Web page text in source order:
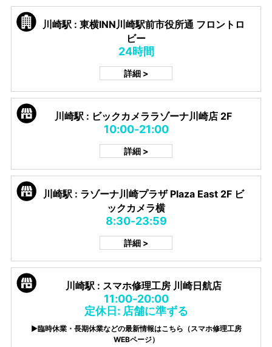
川崎駅 : 東横INN川崎駅前市役所通 フロントロ
ビー
24時間
詳細 >
川崎駅 : ビックカメララゾーナ川崎店 2F
10:00-21:00
詳細 >
川崎駅 : ラゾーナ川崎プラザ Plaza East 2F ビ
ックカメラ横
8:30-23:59
詳細 >
川崎駅 : スマホ修理工房 川崎日航店
11:00-20:00
定休日: 店舗に準ずる
▶臨時休業・長期休業などの最新情報はこちら（スマホ修理工房
WEBページ）